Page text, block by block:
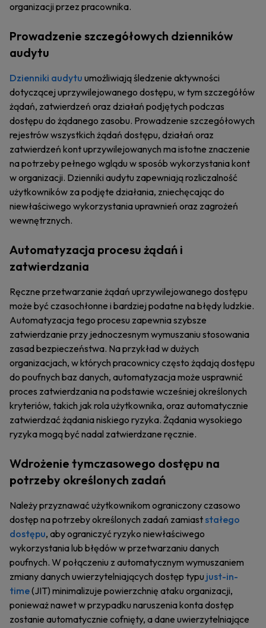
organizacji przez pracownika.
Prowadzenie szczegółowych dzienników
audytu
Dzienniki audytu umożliwiają śledzenie aktywności
dotyczącej uprzywilejowanego dostępu, w tym szczegółów
żądań, zatwierdzeń oraz działań podjętych podczas
dostępu do żądanego zasobu. Prowadzenie szczegółowych
rejestrów wszystkich żądań dostępu, działań oraz
zatwierdzeń kont uprzywilejowanych ma istotne znaczenie
na potrzeby pełnego wglądu w sposób wykorzystania kont
w organizacji. Dzienniki audytu zapewniają rozliczalność
użytkowników za podjęte działania, zniechęcając do
niewłaściwego wykorzystania uprawnień oraz zagrożeń
wewnętrznych.
Automatyzacja procesu żądań i
zatwierdzania
Ręczne przetwarzanie żądań uprzywilejowanego dostępu
może być czasochłonne i bardziej podatne na błędy ludzkie.
Automatyzacja tego procesu zapewnia szybsze
zatwierdzanie przy jednoczesnym wymuszaniu stosowania
zasad bezpieczeństwa. Na przykład w dużych
organizacjach, w których pracownicy często żądają dostępu
do poufnych baz danych, automatyzacja może usprawnić
proces zatwierdzania na podstawie wcześniej określonych
kryteriów, takich jak rola użytkownika, oraz automatycznie
zatwierdzać żądania niskiego ryzyka. Żądania wysokiego
ryzyka mogą być nadal zatwierdzane ręcznie.
Wdrożenie tymczasowego dostępu na
potrzeby określonych zadań
Należy przyznawać użytkownikom ograniczony czasowo
dostęp na potrzeby określonych zadań zamiast stałego
dostępu, aby ograniczyć ryzyko niewłaściwego
wykorzystania lub błędów w przetwarzaniu danych
poufnych. W połączeniu z automatycznym wymuszaniem
zmiany danych uwierzytelniających dostęp typu just-in-
time(JIT) minimalizuje powierzchnię ataku organizacji,
ponieważ nawet w przypadku naruszenia konta dostęp
zostanie automatycznie cofnięty, a dane uwierzytelniające